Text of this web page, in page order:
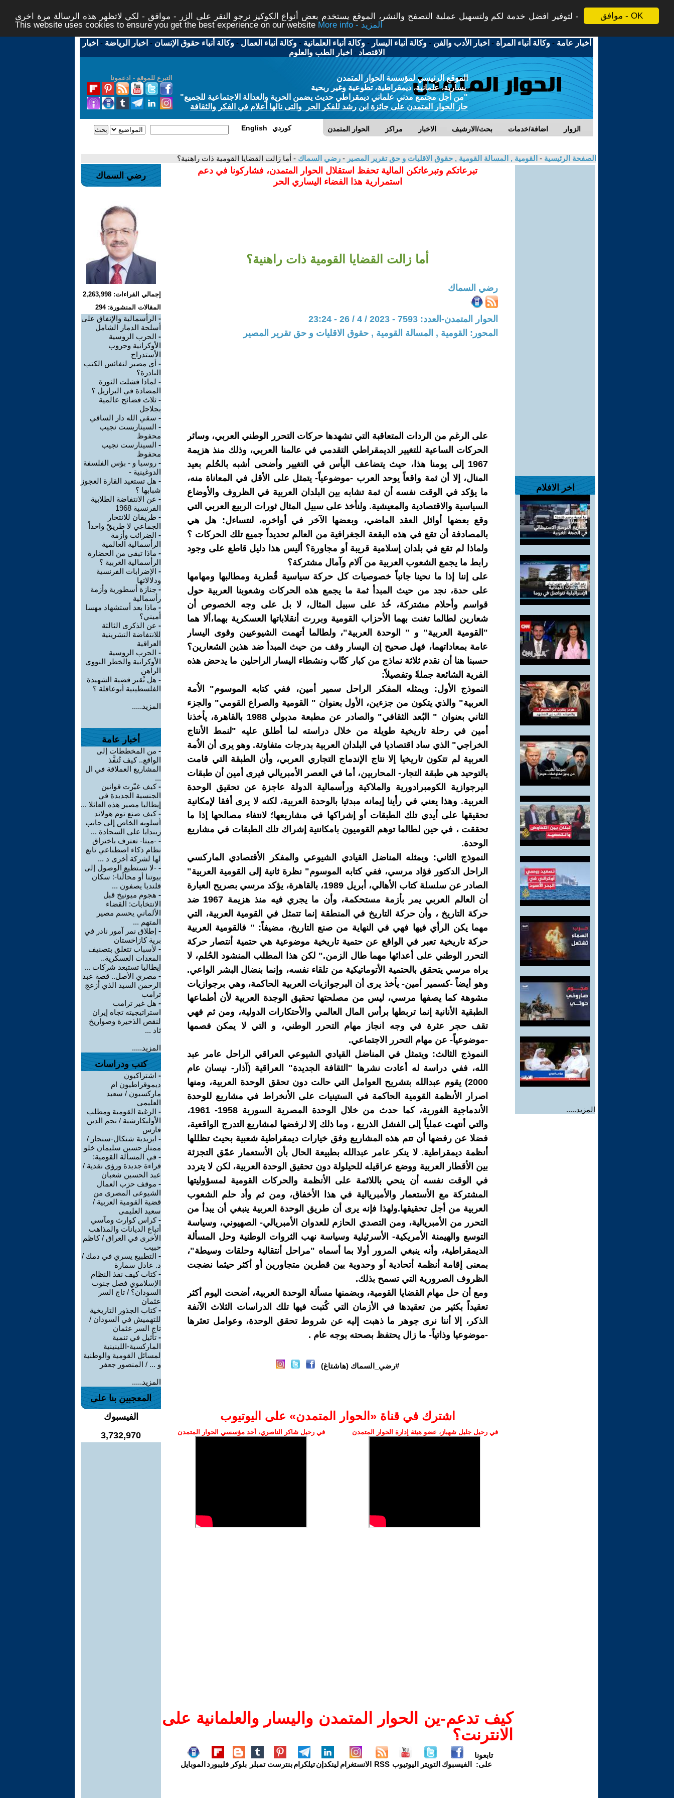
موافق - OK
لتوفير افضل خدمة لكم ولتسهيل عملية التصفح والنشر، الموقع يستخدم بعض أنواع الكوكيز نرجو النقر على الزر - موافق - لكي لاتظهر هذه الرسالة مرة اخرى -
This website uses cookies to ensure you get the best experience on our website
More info - المزيد
أخبار عامة -وكالة أنباء المرأة - اخبار الأدب والفن -وكالة أنباء اليسار -وكالة أنباء العلمانية -وكالة أنباء العمال -وكالة أنباء حقوق الإنسان - اخبار الرياضة - اخبار
الاقتصاد - اخبار الطب والعلوم
التبرع للموقع - ادعمونا
الموقع الرئيسي لمؤسسة الحوار المتمدن
يسارية، علمانية، ديمقراطية، تطوعية وغير ربحية
"من أجل مجتمع مدني علماني ديمقراطي حديث يضمن الحرية والعدالة الاجتماعية للجميع"
حاز الحوار المتمدن على جائزة ابن رشد للفكر الحر والتى نالها أعلام في الفكر والثقافة
الحوار المتمدن مراكز الاخبار بحث/الارشيف اضافة/خدمات الزوار English كوردي
الصفحة الرئيسية - القومية , المسالة القومية , حقوق الاقليات و حق تقرير المصير - رضي السماك - أما زالت القضايا القومية ذات راهنية؟
اخر الافلام
المزيد.....
تبرعاتكم وتبرعاتكن المالية تحفظ استقلال الحوار المتمدن، فشاركونا في دعم
استمرارية هذا الفضاء اليساري الحر
أما زالت القضايا القومية ذات راهنية؟
رضي السماك
الحوار المتمدن-العدد: 7593 - 2023 / 4 / 26 - 23:24
المحور: القومية , المسالة القومية , حقوق الاقليات و حق تقرير المصير
على الرغم من الردات المتعاقبة التي تشهدها حركات التحرر الوطني العربي، وسائر
الحركات الساعية للتغيير الديمقراطي التقدمي في عالمنا العربي، وذلك منذ هزيمة
1967 إلى يومنا هذا، حيث يتضاعف اليأس في التغيير وأضحى أشبه بالحُلم بعيد
المنال، إلا أن ثمة واقعاً يوحد العرب -موضوعياً- يتمثل على الأقل في المعاناة منه،
ما يؤكد في الوقت نفسه أن ثمة تشابه بين البلدان العربية في الظروف والأوضاع
السياسية والاقتصادية والمعيشية. ولنأخذ على سبيل المثال ثورات الربيع العربي التي
وقع بعضها أوائل العقد الماضي، وبعضها الآخر في أواخره، لنتساءل: هل هي
بالمصادفة أن تقع في هذه البقعة الجغرافية من العالم تحديداً جميع تلك الحركات ؟
ولماذا لم تقع في بلدان إسلامية قريبة أو مجاورة؟ أليس هذا دليل قاطع على وجود
رابط ما يجمع الشعوب العربية من آلام وآمال مشتركة؟
على إننا إذا ما نحينا جانباً خصوصيات كل حركة سياسية قُطرية ومطالبها ومهامها
على حدة، نجد من حيث المبدأ ثمة ما يجمع هذه الحركات وشعوبنا العربية حول
قواسم وأحلام مشتركة، خُذ على سبيل المثال، لا بل على وجه الخصوص أن
شعارين لطالما تغنت بهما الأحزاب القومية وبررت أنقلاباتها العسكرية بهما،ألا هما
"القومية العربية" و " الوحدة العربية"، ولطالما أتهمت الشيوعيين وقوى اليسار
عامة بمعاداتهما، فهل صحيح إن اليسار وقف من حيث المبدأ ضد هذين الشعارين؟
حسبنا هنا أن نقدم ثلاثة نماذج من كبار كتّاب ونشطاء اليسار الراحلين ما يدحض هذه
الفرية الشائعة جملةً وتفصيلاً:
النموذج الأول: ويمثله المفكر الراحل سمير أمين، ففي كتابه الموسوم" الاُمة
العربية" والذي يتكون من جزءين، الأول بعنوان " القومية والصراع القومي" والجزء
الثاني بعنوان " البُعد الثقافي" والصادر عن مطبعة مدبولي 1988 بالقاهرة، يأخذنا
أمين في رحلة تاريخية طويلة من خلال دراسته لما أطلق عليه "لنمط الأنتاج
الخراجي" الذي ساد اقتصاديا في البلدان العربية بدرجات متفاوتة. وهو يرى أن الاُمة
العربية لم تتكون تاريخيا إلا نتاج الإندماج التجاري العربي، وأن الطبقة التي قامت
بالتوحيد هي طبقة التجار- المحاربين، أما في العصر الأمبريالي فيرى أمين أن طبقات
البرجوازية الكومبرادورية والملاكية ورأسمالية الدولة عاجزة عن تحقيق الوحدة
العربية. وهذا يعني في رأينا إيمانه مبدئيا بالوحدة العربية، لكنه لا يرى أفقا لإمكانية
تحقيقها على أيدي تلك الطبقات أو إشراكها في مشاريعها؛ لانتفاء مصالحها إذا ما
تحققت ، في حين لطالما توهم القوميون بامكاننية إشراك تلك الطبقات في مشاريع
الوحدة.
النموذج الثاني: ويمثله المناضل القيادي الشيوعي والمفكر الأقتصادي الماركسي
الراحل الدكتور فؤاد مرسي، ففي كتابه الموسوم" نظرة ثانية إلى القومية العربية"
الصادر عن سلسلة كتاب الأهالي، أبريل 1989، بالقاهرة، يؤكد مرسي بصريح العبارة
أن العالم العربي يمر بأزمة مستحكمة، وأن ما يجري فيه منذ هزيمة 1967 ضد
حركة التاريخ ، وأن حركة التاريخ في المنطقة إنما تتمثل في القومية العربية، التي
مهما يكن الرأي فيها فهي في النهاية من صنع التاريخ، مضيفاً: " فالقومية العربية
حركة تاريخية تعبر في الواقع عن حتمية تاريخية موضوعية هي حتمية أنتصار حركة
التحرر الوطني على أعدائها مهما طال الزمن." لكن هذا المطلب المنشود الحُلم، لا
يراه مرسي يتحقق بالحتمية الأتوماتيكية من تلقاء نفسه، وإنما بنضال البشر الواعي.
وهو أيضاً -كسمير أمين- يأخذ يرى أن البرجوازيات العربية الحاكمة، وهي برجوازيات
مشوهة كما يصفها مرسي، ليس من مصلحتها تحقيق الوجدة العربية لأن أطماعها
الطبقية الأنانية إنما تربطها برأس المال العالمي والأحتكارات الدولية، ومن ثم فهي
تقف حجر عثرة في وجه انجاز مهام التحرر الوطني، و التي لا يمكن فصمها
-موضوعياً- عن مهام التحرر الاجتماعي.
النموذج الثالث: ويتمثل في المناضل القيادي الشيوعي العراقي الراحل عامر عبد
الله، ففي دراسة له أعادت نشرها "الثقافة الجديدة" العراقية (آذار- نيسان عام
2000) يقوم عبدالله بتشريح العوامل التي حالت دون تحقق الوحدة العربية، ومنها
اصرار الأنظمة القومية الحاكمة في الستينيات على الأنخراط في مشاريع للوحدة
الأندماجية الفورية، كما حدث من خلال الوحدة المصرية السورية 1958- 1961،
والتي أنتهت عملياً إلى الفشل الذريع ، وما ذلك إلا لرفضها لمشاريع التدرج الواقعية،
فضلا عن رفضها أن تتم هذه المشاريع وفق خيارات ديمقراطية شعبية بحيث تظللها
أنظمة ديمقراطية. لا ينكر عامر عبدالله بطبيعة الحال بأن الأستعمار عمّق التجزئة
بين الأقطار العربية ووضع عراقيله للحيلولة دون تحقيق الوحدة العربية، لكن لا يتردد
في الوقت نفسه أن ينحي باللائمة على الأنظمة والحركات القومية لمسؤوليتها
المشتركة مع الأستعمار والأمبريالية في هذا الأخفاق، ومن ثم وأد حلم الشعوب
العربية من أجل تحقيقها.ولهذا فإنه يرى أن طريق الوحدة العربية ينبغي أن يبدأ من
التحرر من الأمبريالية، ومن التصدي الحازم للعدوان الأمبريالي- الصهيوني، وسياسة
التوسع والهيمنة الأمريكية- الأسرئيلية وسياسة نهب الثروات الوطنية وحل المسألة
الديمقراطية، وأنه ينبغي المرور أولا بما أسماه "مراحل أنتقالية وحلقات وسيطة"،
بمعنى إقامة أنظمة أتحادية أو وحدوية بين قطرين متجاورين أو أكثر حيثما نضجت
الظروف الصرورية التي تسمح بذلك.
ومع أن حل مهام القضايا القومية، وبضمنها مسألة الوحدة العربية، أضحت اليوم أكثر
تعقيداً بكثير من تعقيدها في الأزمان التي كُتبت فيها تلك الدراسات الثلاث الآنفة
الذكر، إلا أننا نرى جوهر ما ذهبت إليه عن شروط تحقق الوحدة، وعوامل تعثرها
-موضوعيا وذاتياً- ما زال يحتفظ بصحته بوجه عام .
#رضي_السماك (هاشتاغ)
اشترك في قناة ‫«الحوار المتمدن» على اليوتيوب
في رحيل جليل شهباز، عضو هيئة إدارة الحوار المتمدن في رحيل شاكر الناصري، أحد مؤسسي الحوار المتمدن
كيف تدعم-ين الحوار المتمدن واليسار والعلمانية على
الانترنت؟
تابعونا
على:
الفيسبوك التويتر اليوتيوب RSS الانستغرام لينكدإنتيلكرامبنترست تمبلر بلوكر فليبورد الموبايل
رضي السماك
إجمالي القراءات: 2,263,998
المقالات المنشورة: 294
- الرأسمالية والإنفاق على
أسلحة الدمار الشامل
- الحرب الروسية
الأوكرانية وحروب
الأستدراج
- أي مصير لنفائس الكتب
النادرة؟
- لماذا فشلت الثورة
المضادة في البرازيل ؟
- ثلاث فضائح عالمية
بجلاجل
- سقي الله دار الساقي
- السيناريست نجيب
محفوظ
- السينارست نجيب
محفوظ
- روسيا و - بؤس الفلسفة
الدوغينية -
- هل تستعيد القارة العجوز
شبابها ؟
- عن الانتفاضة الطلابية
الفرنسية 1968
- طريقان للانتحار
الجماعي لا طريقً واحداً
- الضرائب وأزمة
الرأسمالية العالمية
- ماذا تبقى من الحضارة
الرأسمالية الغربية ؟
- الإضرابات الفرنسية
ودلالاتها
- جنازة أسطورية وأزمة
رأسمالية
- ماذا بعد أستشهاد مهسا
أميني؟
- عن الذكرى الثالثة
للانتفاضة التشرينية
العراقية
- الحرب الروسية
الأوكرانية والخطر النووي
الراهن
- هل تُقبر قضية الشهيدة
الفلسطينية أبوعاقلة ؟
المزيد.....
أخبار عامة
- من المخططات إلى
الواقع.. كيف تُنفَّذ
المشاريع العملاقة في ال
...
-كيف غيّرت قوانين
الجنسية الجديدة في
إيطاليا مصير هذه العائلا ...
-كيف صنع توم هولاند
أسلوبه الخاص إلى جانب
زيندايا على السجادة ...
- -ميتا- تعترف باختراق
نظام ذكاء اصطناعي تابع
لها لشركة أخرى د ...
- -لا نستطيع الوصول إلى
بيوتنا أو محالّنا-: سكان
قلنديا يصفون ...
- هجوم ميونيخ قبل
الانتخابات: القضاء
الألماني يحسم مصير
المتهم ...
- إطلاق نمر آمور نادر في
برية كازاخستان
- لأسباب تتعلق بتصنيف
المعدات العسكرية..
إيطاليا تستبعد شركات ...
- مصري الأصل.. قصة عبد
الرحمن السيد الذي أزعج
ترامب
- هل غير ترامب
استراتيجيته تجاه إيران
لنقص الذخيرة وصواريخ
ثاد ...
المزيد.....
كتب ودراسات
- اشتراكيون
ديموقراطيون ام
ماركسيون / سعيد
العليمى
- الرغبة القومية ومطلب
الأوليكارشية / نجم الدين
فارس
- ايزيدية شنكال-سنجار /
ممتاز حسين سليمان خلو
- في المسألة القومية:
قراءة جديدة ورؤى نقدية /
عبد الحسين شعبان
- موقف حزب العمال
الشيوعى المصرى من
قضية القومية العربية /
سعيد العليمى
-كراس كوارث ومآسي
أتباع الديانات والمذاهب
الأخرى في العراق / كاظم
حبيب
- التطبيع يسري في دمك /
د. عادل سمارة
-كتاب كيف نفذ النظام
الإسلاموي فصل جنوب
السودان؟ / تاج السر
عثمان
-كتاب الجذور التاريخية
للتهميش في السودان /
تاج السر عثمان
- تأثيل في تنمية
الماركسية-اللينينية
لمسائل القومية والوطنية
و ... / المنصور جعفر
المزيد.....
المعجبين بنا على
الفيسبوك
3,732,970